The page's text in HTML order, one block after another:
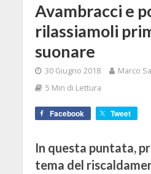
Avambracci e
rilassiamoli
suonare
30 Giugno 2018
Marco
5 Min di Lettura
Facebook Tweet
In questa puntata,
tema del